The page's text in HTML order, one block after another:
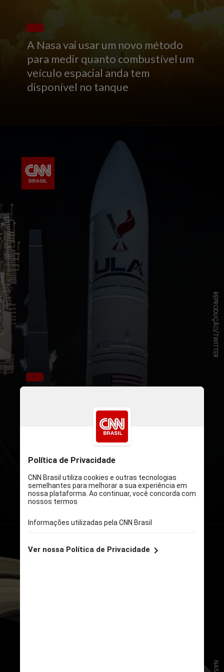
A Nasa vai usar um novo método
para medir quanto combustível um
veículo espacial anda tem
disponível no tanque
Frequências de Rádio (RFMG) vai
fazer sua estreia embarcado no
módulo de pouso Nova-C, da
empresa Intuitive Machines, que
fevereiro
REPRODUÇÃO/TWITTER